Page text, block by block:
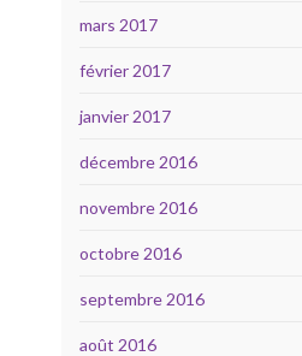
mars 2017
février 2017
janvier 2017
décembre 2016
novembre 2016
octobre 2016
septembre 2016
août 2016